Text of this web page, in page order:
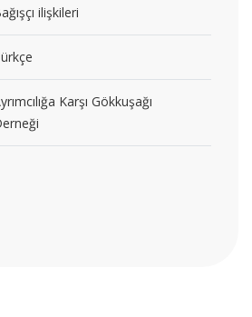
ilişkileri
Karşı Gökkuşağı